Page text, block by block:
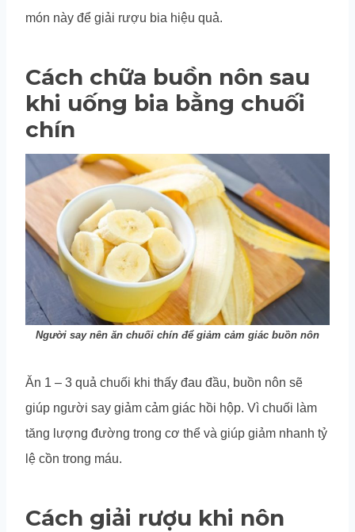
món này để giải rượu bia hiệu quả.
Cách chữa buồn nôn sau
khi uống bia bằng chuối
chín
Người say nên ăn chuối chín để giảm cảm giác buồn nôn
Ăn 1 – 3 quả chuối khi thấy đau đầu, buồn nôn sẽ
giúp người say giảm cảm giác hồi hộp. Vì chuối làm
tăng lượng đường trong cơ thể và giúp giảm nhanh tỷ
lệ cồn trong máu.
Cách giải rượu khi nôn